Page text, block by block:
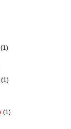
(1)
(1)
(1)